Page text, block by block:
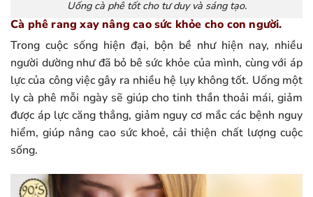
Uống cà phê tốt cho tư duy và sáng tạo.
Cà phê rang xay nâng cao sức khỏe cho con người.
Trong cuộc sống hiện đại, bộn bề như hiện nay, nhiều
người dường như đã bỏ bê sức khỏe của mình, cùng với áp
lực của công việc gây ra nhiều hệ lụy không tốt. Uống một
ly cà phê mỗi ngày sẽ giúp cho tinh thần thoải mái, giảm
được áp lực căng thẳng, giảm nguy cơ mắc các bệnh nguy
hiểm, giúp nâng cao sức khoẻ, cải thiện chất lượng cuộc
sống.